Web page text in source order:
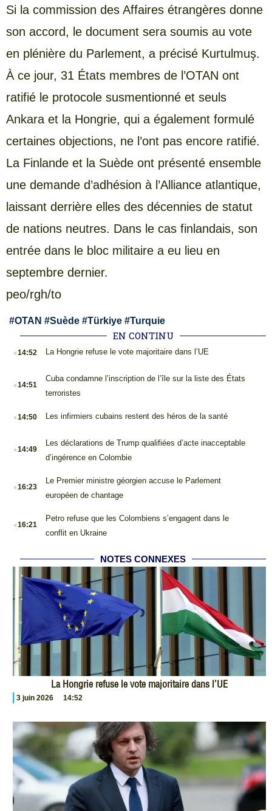
Si la commission des Affaires étrangères donne
son accord, le document sera soumis au vote
en plénière du Parlement, a précisé Kurtulmuş.
À ce jour, 31 États membres de l’OTAN ont
ratifié le protocole susmentionné et seuls
Ankara et la Hongrie, qui a également formulé
certaines objections, ne l’ont pas encore ratifié.
La Finlande et la Suède ont présenté ensemble
une demande d’adhésion à l’Alliance atlantique,
laissant derrière elles des décennies de statut
de nations neutres. Dans le cas finlandais, son
entrée dans le bloc militaire a eu lieu en
septembre dernier.
peo/rgh/to
#OTAN #Suède #Türkiye #Turquie
EN CONTINU
.14:52 La Hongrie refuse le vote majoritaire dans l’UE
.14:51
Cuba condamne l’inscription de l’île sur la liste des États
terroristes
.14:50 Les infirmiers cubains restent des héros de la santé
.14:49
Les déclarations de Trump qualifiées d’acte inacceptable
d’ingérence en Colombie
.16:23
Le Premier ministre géorgien accuse le Parlement
européen de chantage
.16:21
Petro refuse que les Colombiens s’engagent dans le
conflit en Ukraine
NOTES CONNEXES
La Hongrie refuse le vote majoritaire dans l’UE
3 juin 2026 14:52